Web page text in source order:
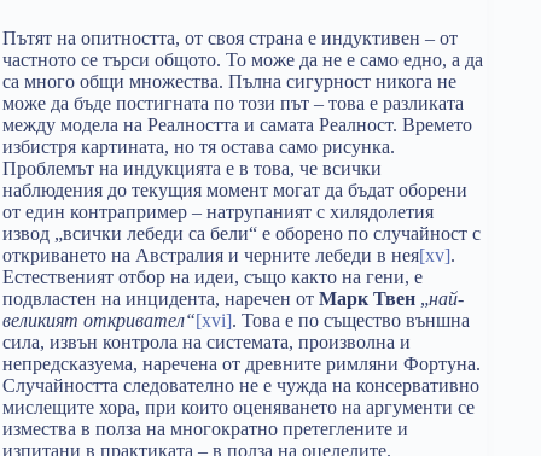
Пътят на опитността, от своя страна е индуктивен – от
частното се търси общото. То може да не е само едно, а да
са много общи множества. Пълна сигурност никога не
може да бъде постигната по този път – това е разликата
между модела на Реалността и самата Реалност. Времето
избистря картината, но тя остава само рисунка.
Проблемът на индукцията е в това, че всички
наблюдения до текущия момент могат да бъдат оборени
от един контрапример – натрупаният с хилядолетия
извод „всички лебеди са бели“ е оборено по случайност с
откриването на Австралия и черните лебеди в нея[xv].
Естественият отбор на идеи, също както на гени, е
подвластен на инцидента, наречен от Марк Твен „най-
великият откривател“[xvi]. Това е по същество външна
сила, извън контрола на системата, произволна и
непредсказуема, наречена от древните римляни Фортуна.
Случайността следователно не е чужда на консервативно
мислещите хора, при които оценяването на аргументи се
измества в полза на многократно претеглените и
изпитани в практиката – в полза на оцелелите.